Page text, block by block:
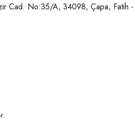
Cad. No:35/A, 34098, Çapa, Fatih -